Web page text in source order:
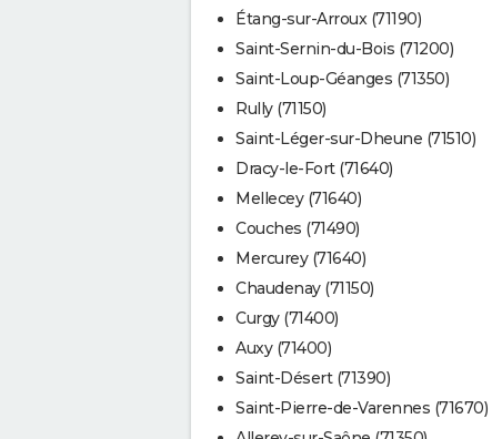
Étang-sur-Arroux (71190)
Saint-Sernin-du-Bois (71200)
Saint-Loup-Géanges (71350)
Rully (71150)
Saint-Léger-sur-Dheune (71510)
Dracy-le-Fort (71640)
Mellecey (71640)
Couches (71490)
Mercurey (71640)
Chaudenay (71150)
Curgy (71400)
Auxy (71400)
Saint-Désert (71390)
Saint-Pierre-de-Varennes (71670)